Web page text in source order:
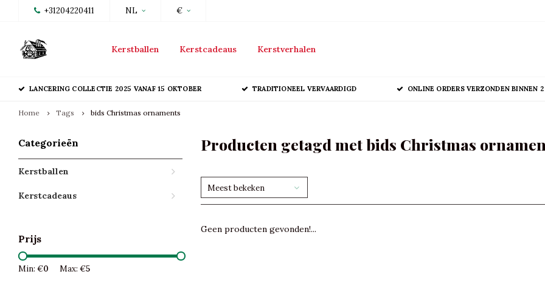
+31204220411 NL €
Kerstballen Kerstcadeaus Kerstverhalen
LANCERING COLLECTIE 2025 VANAF 15 OKTOBER TRADITIONEEL VERVAARDIGD ONLINE ORDERS VERZONDEN BINNEN
Home Tags bids Christmas ornaments
Categorieën
Kerstballen
Kerstcadeaus
Prijs
Min: €0 Max: €5
Producten getagd met bids Christmas
Meest bekeken
Geen producten gevonden!...